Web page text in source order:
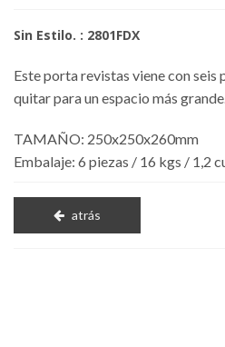
Sin Estilo. : 2801FDX
Este porta revistas viene con seis
quitar para un espacio más
TAMAÑO: 250x250x260mm
Embalaje: 6 piezas / 16 kgs / 1,2
atrás